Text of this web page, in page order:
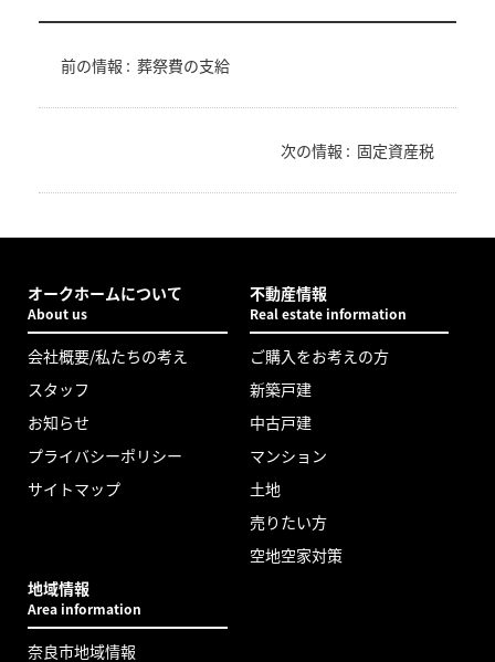
前の情報 : 葬祭費の支給
次の情報 : 固定資産税
オークホームについて
About us
会社概要/私たちの考え
スタッフ
お知らせ
プライバシーポリシー
サイトマップ
不動産情報
Real estate information
ご購入をお考えの方
新築戸建
中古戸建
マンション
土地
売りたい方
空地空家対策
地域情報
Area information
奈良市地域情報